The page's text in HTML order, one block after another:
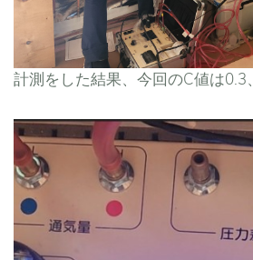
計測をした結果、今回のC値は0.3、